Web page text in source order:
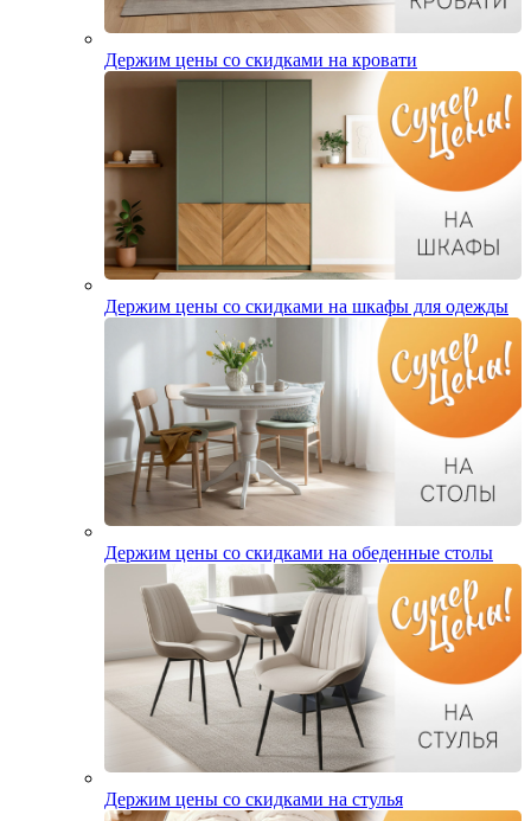
Держим цены со скидками на кровати
Держим цены со скидками на шкафы для одежды
Держим цены со скидками на обеденные столы
Держим цены со скидками на стулья